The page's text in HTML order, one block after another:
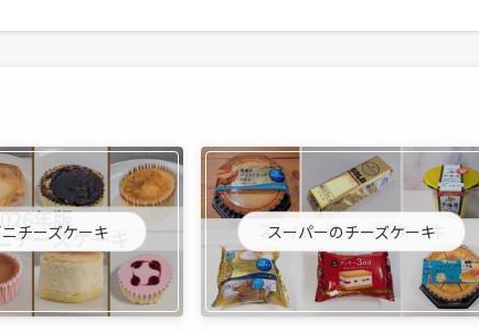
チーズケーキ スーパーのチーズケーキ